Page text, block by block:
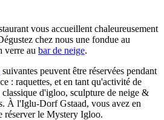
vous accueillent chaleureusement
chez nous une fondue au
verre au bar de neige.
suivantes peuvent être réservées pendant
: raquettes, et en tant qu'activité de
d'igloo, sculpture de neige &
À l'Iglu-Dorf Gstaad, vous avez en
réserver le Mystery Igloo.